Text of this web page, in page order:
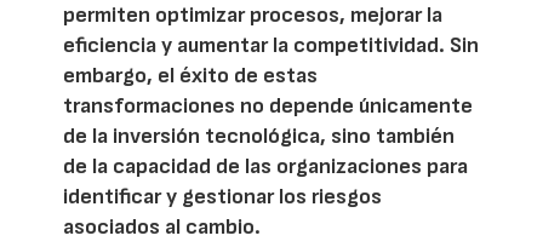
permiten optimizar procesos, mejorar la
eficiencia y aumentar la competitividad. Sin
embargo, el éxito de estas
transformaciones no depende únicamente
de la inversión tecnológica, sino también
de la capacidad de las organizaciones para
identificar y gestionar los riesgos
asociados al cambio.